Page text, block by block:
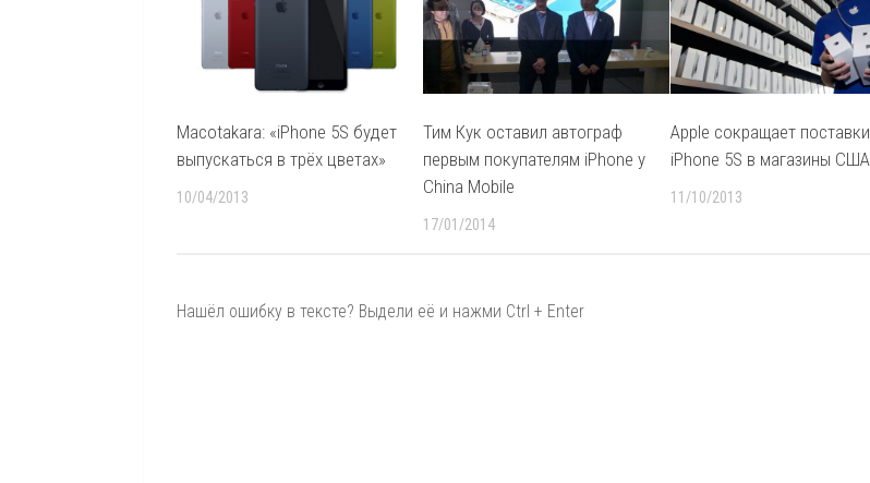
Macotakara: «iPhone 5S будет
выпускаться в трёх цветах»
10/04/2013
Тим Кук оставил автограф
первым покупателям iPhone у
China Mobile
17/01/2014
Apple сокращает поставки
iPhone 5S в магазины США
11/10/2013
Нашёл ошибку в тексте? Выдели её и нажми Ctrl + Enter